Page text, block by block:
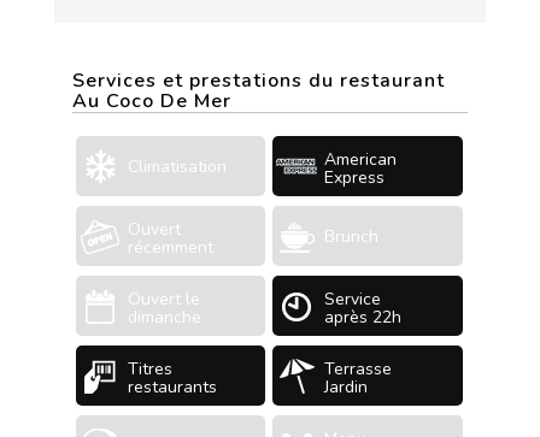
Services et prestations du restaurant
Au Coco De Mer
Climatisation American
Express
Ouvert
récemment Brunch
Ouvert le
dimanche
Service
après 22h
Titres
restaurants
Terrasse
Jardin